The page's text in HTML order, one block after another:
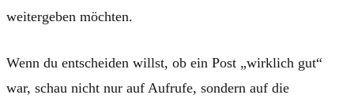
weitergeben möchten.
Wenn du entscheiden willst, ob ein Post „wirklich gut“
war, schau nicht nur auf Aufrufe, sondern auf die